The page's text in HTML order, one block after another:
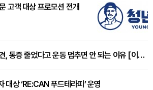
고객 대상 프로모션 전개
팔 들기 어려운 오십견, 통증 줄었다고 운동 멈추면 안 되는 이유 [이병욱 원장 칼럼]
대상 ‘RE:CAN 푸드테라피’ 운영